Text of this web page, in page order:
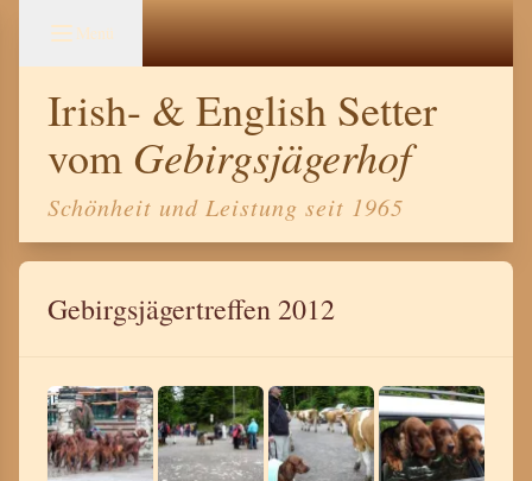
Menü
Irish- & English Setter
vom Gebirgsjägerhof
Schönheit und Leistung seit 1965
Gebirgsjägertreffen 2012